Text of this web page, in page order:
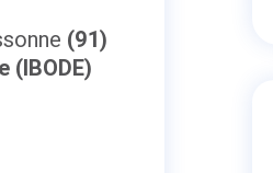
(91)
(IBODE)